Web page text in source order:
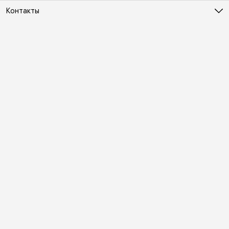
Контакты